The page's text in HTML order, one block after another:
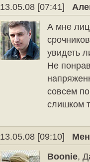
13.05.08 [07:41]
А мне
увидеть
Не
совсем
слишком
13.05.08 [09:10]
Boonie,